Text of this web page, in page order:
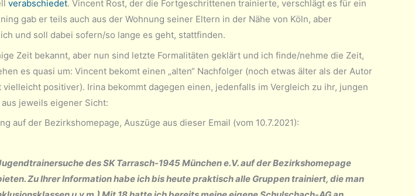
verabschiedet. Vincent Rost, der die Fortgeschrittenen trainierte, verschlägt es für ein
gab er teils auch aus der Wohnung seiner Eltern in der Nähe von Köln, aber
und soll dabei sofern/so lange es geht, stattfinden.
Zeit bekannt, aber nun sind letzte Formalitäten geklärt und ich finde/nehme die Zeit,
es quasi um: Vincent bekomt einen „alten“ Nachfolger (noch etwas älter als der Autor
positiver). Irina bekommt dagegen einen, jedenfalls im Vergleich zu ihr, jungen
jeweils eigener Sicht:
auf der Bezirkshomepage, Auszüge aus dieser Email (vom 10.7.2021):
des SK Tarrasch-1945 München e.V. auf der Bezirkshomepage
Zu Ihrer Information habe ich bis heute praktisch alle Gruppen trainiert, die man